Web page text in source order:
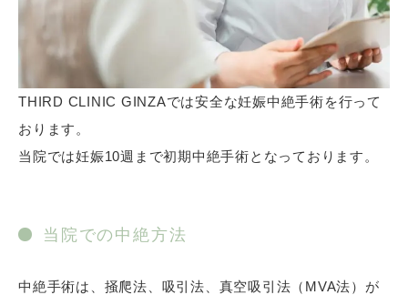
THIRD CLINIC GINZAでは安全な妊娠中絶手術を行って
おります。
当院では妊娠10週まで初期中絶手術となっております。
当院での中絶方法
中絶手術は、掻爬法、吸引法、真空吸引法（MVA法）が